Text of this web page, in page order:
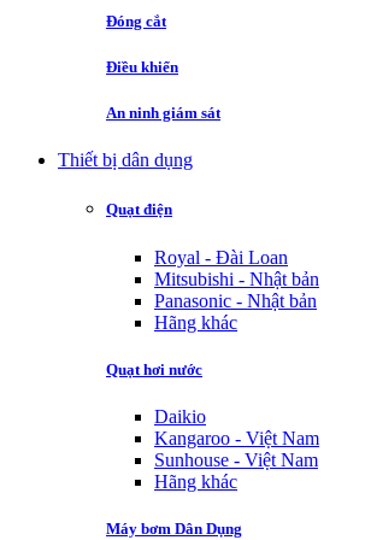
Đóng cắt
Điều khiển
An ninh giám sát
Thiết bị dân dụng
Quạt điện
Royal - Đài Loan
Mitsubishi - Nhật bản
Panasonic - Nhật bản
Hãng khác
Quạt hơi nước
Daikio
Kangaroo - Việt Nam
Sunhouse - Việt Nam
Hãng khác
Máy bơm Dân Dụng